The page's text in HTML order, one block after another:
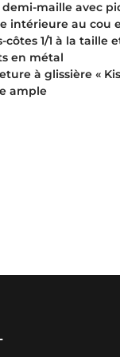
demi-maille avec
intérieure au cou
côtes 1/1 à la taille
en métal
à glissière «
ample